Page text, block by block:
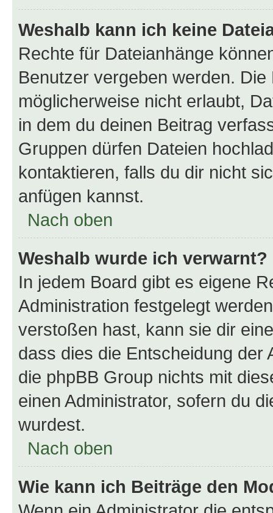
Weshalb kann ich keine
Rechte für Dateianhänge
Benutzer vergeben werden.
möglicherweise nicht erlaubt,
in dem du deinen Beitrag
Gruppen dürfen Dateien
kontaktieren, falls du dir nicht
anfügen kannst.
Nach oben
Weshalb wurde ich verwarnt?
In jedem Board gibt es eigene
Administration festgelegt
verstoßen hast, kann sie dir
dass dies die Entscheidung der
die phpBB Group nichts mit
einen Administrator, sofern du
wurdest.
Nach oben
Wie kann ich Beiträge den